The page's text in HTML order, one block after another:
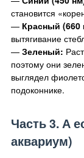
становится
— Красный (660
вытягивание
— Зеленый:
поэтому они
выглядел
подоконнике.
Часть 3. А
аквариум)